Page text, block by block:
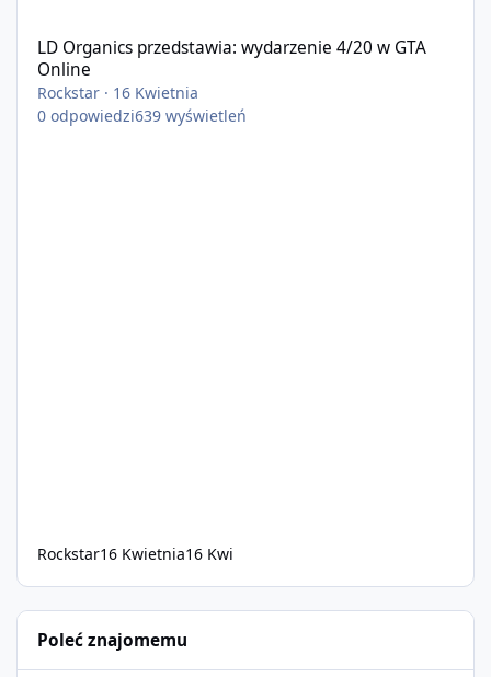
LD Organics przedstawia: wydarzenie 4/20 w GTA
Online
Rockstar · 16 Kwietnia
0 odpowiedzi639 wyświetleń
Rockstar16 Kwietnia16 Kwi
Poleć znajomemu